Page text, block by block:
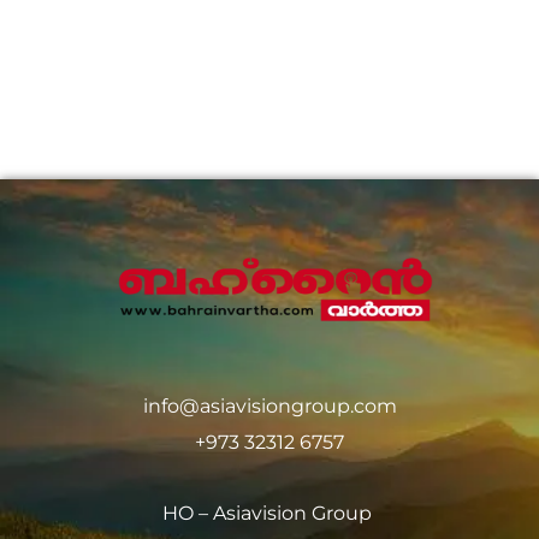
info@asiavisiongroup.com
+973 32312 6757
HO – Asiavision Group